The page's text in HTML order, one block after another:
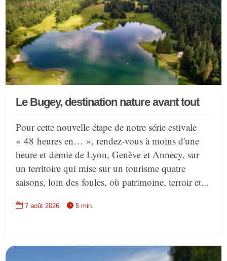
Le Bugey, destination nature avant tout
Pour cette nouvelle étape de notre série estivale
« 48 heures en… », rendez-vous à moins d'une
heure et demie de Lyon, Genève et Annecy, sur
un territoire qui mise sur un tourisme quatre
saisons, loin des foules, où patrimoine, terroir et...
 7 août 2026  5 min.